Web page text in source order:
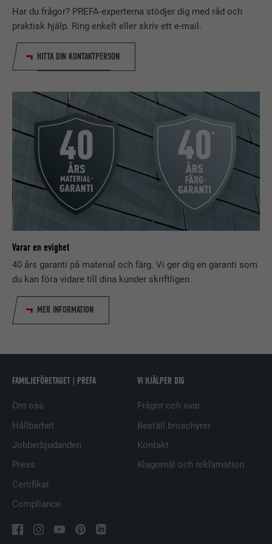
Har du frågor? PREFA-experterna stödjer dig med råd och
praktisk hjälp. Ring enkelt eller skriv ett e-mail.
HITTA DIN KONTAKTPERSON
Varar en evighet
40 års garanti på material och färg. Vi ger dig en garanti som
du kan föra vidare till dina kunder skriftligen.
MER INFORMATION
FAMILJEFÖRETAGET | PREFA
Om oss
Hållbarhet
Jobberbjudanden
Press
Certifikat
Compliance
VI HJÄLPER DIG
Frågor och svar
Beställ broschyrer
Kontakt
Klagomål och reklamation
ÄNDAMÅL
Installeras som ett test för att
kontrollera om webbläsaren tillåter
identifieringsdetaljer.
LEVERANTÖRER LinkedIn
PROCEDUR Session
ÄNDAMÅL
innehåller ett inbäddat "Följ oss"-
EFTERNAMN
LEVERANTÖRER LinkedIn
PROCEDUR
ÄNDAMÅL
Används av den sociala
tjänster.
EFTERNAMN
nätverkstjänsten LinkedIn för att
spåra användningen av inbäddade
LEVERANTÖRER
PROCEDUR 29 dagar